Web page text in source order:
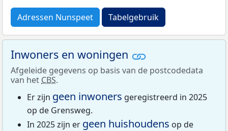
Adressen Nunspeet Tabelgebruik
Inwoners en woningen
Afgeleide gegevens op basis van de postcodedata
van het CBS.
Er zijn geen inwoners geregistreerd in 2025
op de Grensweg.
In 2025 zijn er geen huishoudens op de